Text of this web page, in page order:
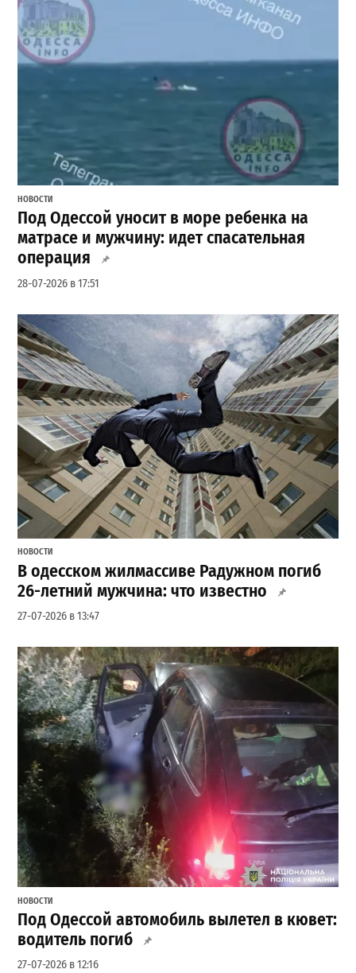
НОВОСТИ
Под Одессой уносит в море ребенка на
матрасе и мужчину: идет спасательная
операция
28-07-2026 в 17:51
НОВОСТИ
В одесском жилмассиве Радужном погиб
26-летний мужчина: что известно
27-07-2026 в 13:47
НОВОСТИ
Под Одессой автомобиль вылетел в кювет:
водитель погиб
27-07-2026 в 12:16